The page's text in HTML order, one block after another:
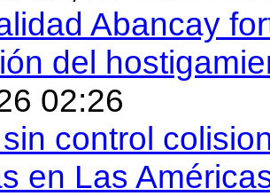
Abancay
del
02:26
control
en Las